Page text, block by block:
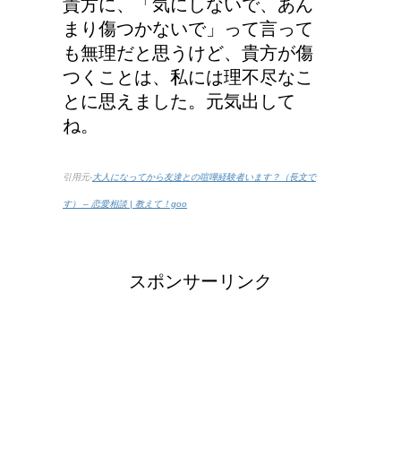
貴方に、「気にしないで、あん
まり傷つかないで」って言って
も無理だと思うけど、貴方が傷
つくことは、私には理不尽なこ
とに思えました。元気出して
ね。
引用元-大人になってから友達との喧嘩経験者います？（長文で
す） – 恋愛相談 | 教えて！goo
スポンサーリンク